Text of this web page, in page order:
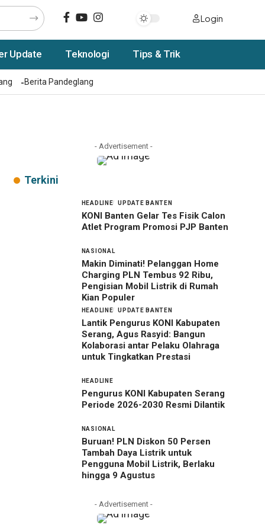
Login
Update Teknologi Tips & Trik
Berita Pandeglang
- Advertisement -
Terkini
HEADLINE UPDATE BANTEN
KONI Banten Gelar Tes Fisik Calon
Atlet Program Promosi PJP Banten
NASIONAL
Makin Diminati! Pelanggan Home
Charging PLN Tembus 92 Ribu,
Pengisian Mobil Listrik di Rumah
Kian Populer
HEADLINE UPDATE BANTEN
Lantik Pengurus KONI Kabupaten
Serang, Agus Rasyid: Bangun
Kolaborasi antar Pelaku Olahraga
untuk Tingkatkan Prestasi
HEADLINE
Pengurus KONI Kabupaten Serang
Periode 2026-2030 Resmi Dilantik
NASIONAL
Buruan! PLN Diskon 50 Persen
Tambah Daya Listrik untuk
Pengguna Mobil Listrik, Berlaku
hingga 9 Agustus
- Advertisement -